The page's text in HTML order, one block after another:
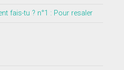
fais-tu ? n°1 : Pour resaler